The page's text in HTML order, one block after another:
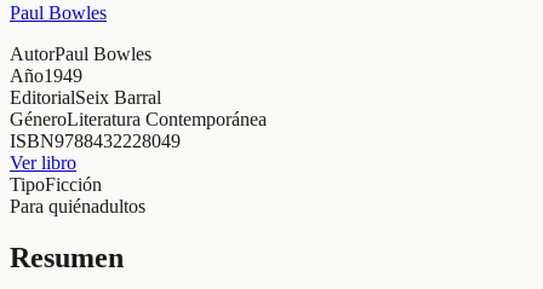
Paul Bowles
AutorPaul Bowles
Año1949
EditorialSeix Barral
GéneroLiteratura Contemporánea
ISBN9788432228049
Ver libro
TipoFicción
Para quiénadultos
Resumen